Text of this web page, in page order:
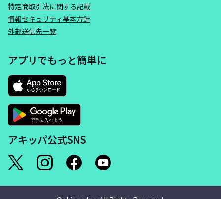
特定商取引法に関する記載
情報セキュリティ基本方針
外部送信先一覧
アプリでもっと簡単に
アキッパ公式SNS